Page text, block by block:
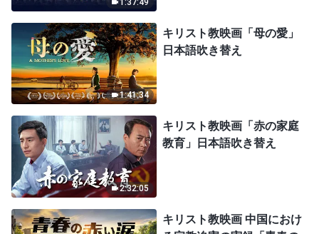
1:41:34
キリスト教映画「母の愛」
日本語吹き替え
2:32:05
キリスト教映画「赤の家庭
教育」日本語吹き替え
キリスト教映画 中国におけ